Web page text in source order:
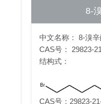
8-
中文名称： 8-溴
CAS号： 29823-
结构式：
CAS号：29823-